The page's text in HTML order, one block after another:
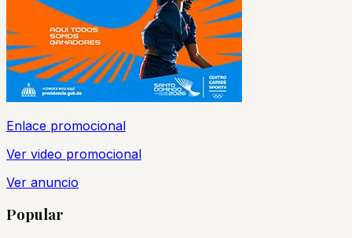
Enlace promocional
Ver video promocional
Ver anuncio
Popular